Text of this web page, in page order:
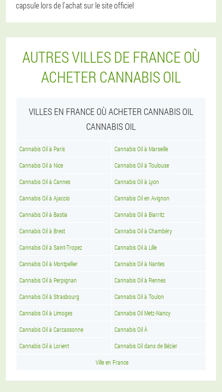
capsule lors de l'achat sur le site officiel
AUTRES VILLES DE FRANCE OÙ
ACHETER CANNABIS OIL
VILLES EN FRANCE OÙ ACHETER CANNABIS OIL
CANNABIS OIL
Cannabis Oil à Paris Cannabis Oil à Marseille
Cannabis Oil à Nice Cannabis Oil à Toulouse
Cannabis Oil à Cannes Cannabis Oil à Lyon
Cannabis Oil à Ajaccio Cannabis Oil en Avignon
Cannabis Oil à Bastia Cannabis Oil à Biarritz
Cannabis Oil à Brest Cannabis Oil à Chambéry
Cannabis Oil à Saint-Tropez Cannabis Oil à Lille
Cannabis Oil à Montpellier Cannabis Oil à Nantes
Cannabis Oil à Perpignan Cannabis Oil à Rennes
Cannabis Oil à Strasbourg Cannabis Oil à Toulon
Cannabis Oil à Limoges Cannabis Oil Metz-Nancy
Cannabis Oil à Carcassonne Cannabis Oil À
Cannabis Oil à Lorient Cannabis Oil dans de Bézier
Ville en France